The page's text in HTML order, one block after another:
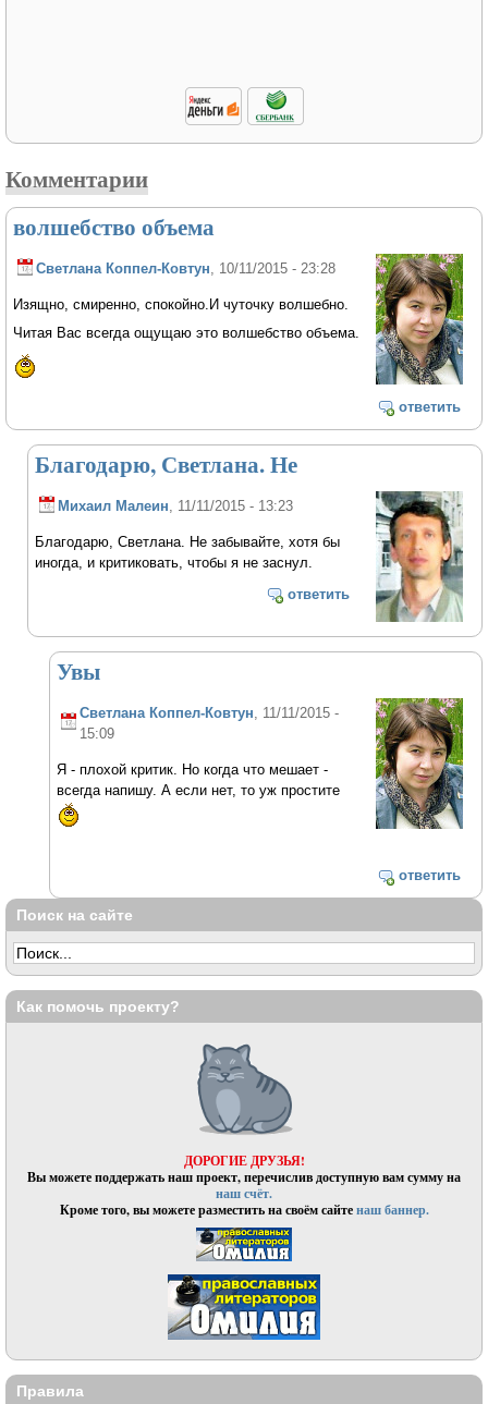
Комментарии
волшебство объема
Светлана Коппел-Ковтун , 10/11/2015 - 23:28
Изящно, смиренно, спокойно.И чуточку волшебно.
Читая Вас всегда ощущаю это волшебство объема.
ответить
Благодарю, Светлана. Не
Михаил Малеин, 11/11/2015 - 13:23
Благодарю, Светлана. Не забывайте, хотя бы
иногда, и критиковать, чтобы я не заснул.
ответить
Увы
Светлана Коппел-Ковтун , 11/11/2015 -
15:09
Я - плохой критик. Но когда что мешает -
всегда напишу. А если нет, то уж простите
ответить
Поиск на сайте
Как помочь проекту?
ДОРОГИЕ ДРУЗЬЯ!
Вы можете поддержать наш проект, перечислив доступную вам сумму на
наш счёт.
Кроме того, вы можете разместить на своём сайтенаш баннер.
Правила